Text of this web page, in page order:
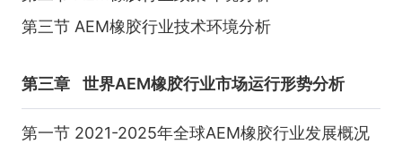
第三节 AEM橡胶行业技术环境分析
第三章 世界AEM橡胶行业市场运行形势分析
第一节 2021-2025年全球AEM橡胶行业发展概况